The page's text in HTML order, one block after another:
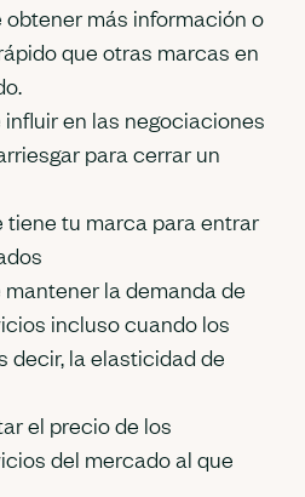
obtener más información o
que otras marcas en
en las negociaciones
para cerrar un
tiene tu marca para entrar
la demanda de
incluso cuando los
decir, la elasticidad de
el precio de los
del mercado al que